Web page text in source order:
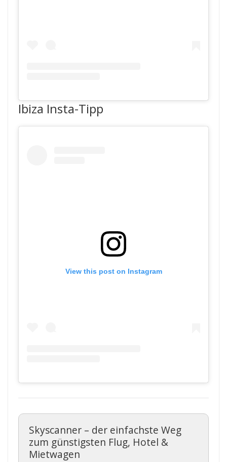
Ibiza Insta-Tipp
View this post on Instagram
Skyscanner – der einfachste Weg
zum günstigsten Flug, Hotel &
Mietwagen